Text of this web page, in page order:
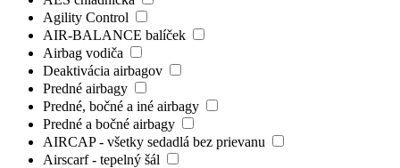
Agility Control
AIR-BALANCE balíček
Airbag vodiča
Deaktivácia airbagov
Predné airbagy
Predné, bočné a iné airbagy
Predné a bočné airbagy
AIRCAP - všetky sedadlá bez prievanu
Airscarf - tepelný šál